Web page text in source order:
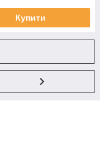
Купити